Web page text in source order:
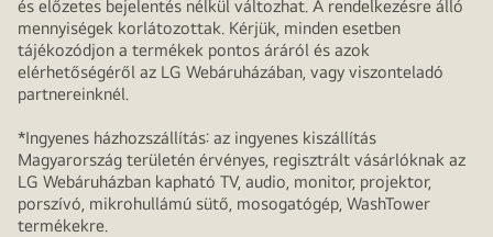
és előzetes bejelentés nélkül változhat. A rendelkezésre álló
mennyiségek korlátozottak. Kérjük, minden esetben
tájékozódjon a termékek pontos áráról és azok
elérhetőségéről az LG Webáruházában, vagy viszonteladó
partnereinknél.
*Ingyenes házhozszállítás: az ingyenes kiszállítás
Magyarország területén érvényes, regisztrált vásárlóknak az
LG Webáruházban kapható TV, audio, monitor, projektor,
porszívó, mikrohullámú sütő, mosogatógép, WashTower
termékekre.